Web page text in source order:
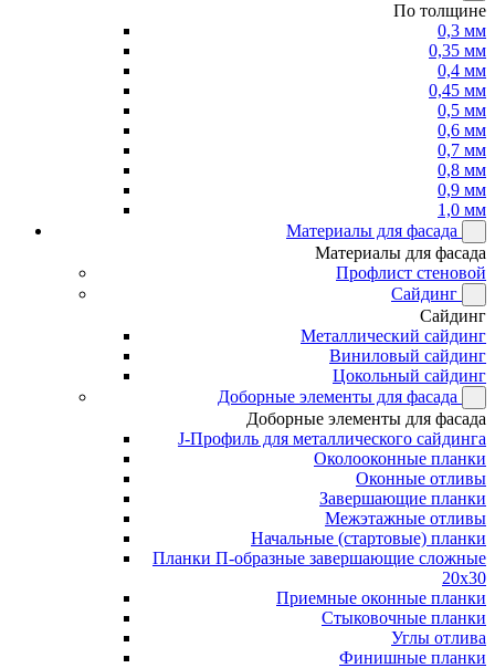
По толщине
0,3 мм
0,35 мм
0,4 мм
0,45 мм
0,5 мм
0,6 мм
0,7 мм
0,8 мм
0,9 мм
1,0 мм
Материалы для фасада
Материалы для фасада
Профлист стеновой
Сайдинг
Сайдинг
Металлический сайдинг
Виниловый сайдинг
Цокольный сайдинг
Доборные элементы для фасада
Доборные элементы для фасада
J-Профиль для металлического сайдинга
Околооконные планки
Оконные отливы
Завершающие планки
Межэтажные отливы
Начальные (стартовые) планки
Планки П-образные завершающие сложные
20x30
Приемные оконные планки
Стыковочные планки
Углы отлива
Финишные планки